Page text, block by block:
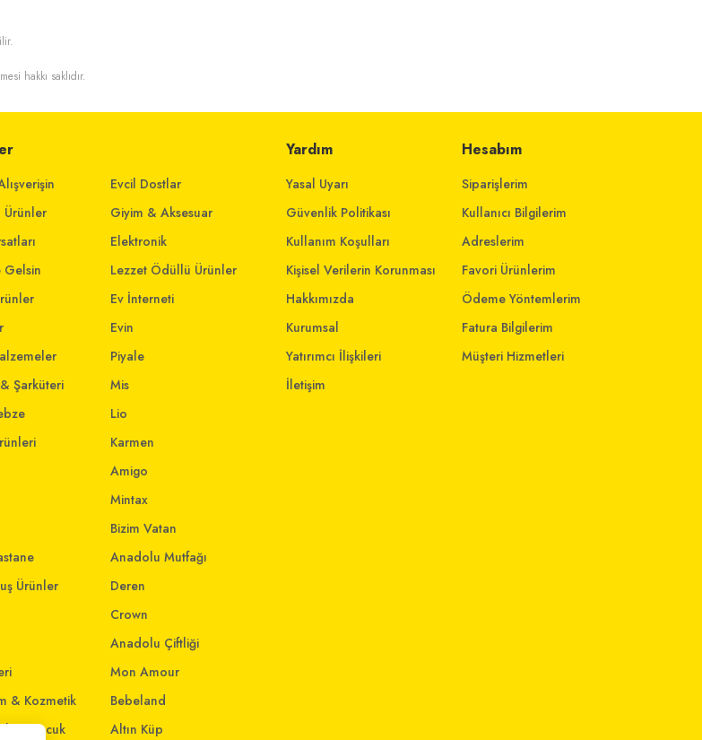
hakkı saklıdır.
Ürünler
Gelsin
Şarküteri
Ürünler
& Kozmetik
& Çocuk
Evcil Dostlar
Giyim & Aksesuar
Elektronik
Lezzet Ödüllü Ürünler
Ev İnterneti
Evin
Piyale
Mis
Lio
Karmen
Amigo
Mintax
Bizim Vatan
Anadolu Mutfağı
Deren
Crown
Anadolu Çiftliği
Mon Amour
Bebeland
Altın Küp
Yardım
Yasal Uyarı
Güvenlik Politikası
Kullanım Koşulları
Kişisel Verilerin Korunması
Hakkımızda
Kurumsal
Yatırımcı İlişkileri
İletişim
Hesabım
Siparişlerim
Kullanıcı Bilgilerim
Adreslerim
Favori Ürünlerim
Ödeme Yöntemlerim
Fatura Bilgilerim
Müşteri Hizmetleri